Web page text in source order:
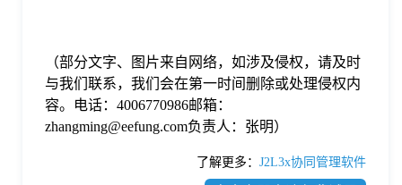
（部分文字、图片来自网络，如涉及侵权，请及时
与我们联系，我们会在第一时间删除或处理侵权内
容。电话：4006770986邮箱：
zhangming@eefung.com负责人：张明）
了解更多： J2L3x协同管理软件